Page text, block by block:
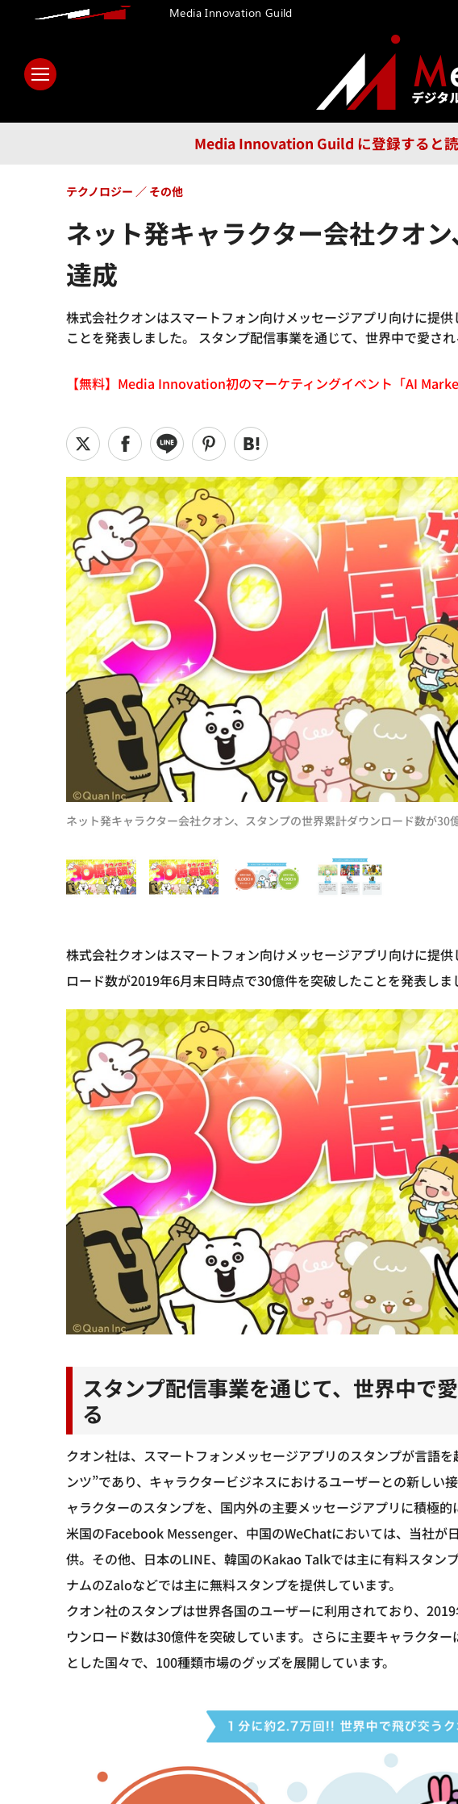
Media Innovation Guild に登録すると
メディア テクノロジー 広
ネット発キャラクター会社クオ
達成
株式会社クオンはスマートフォン向けメッセージアプリ向けに提
ことを発表しました。 スタンプ配信事業を通じて、世界中で愛さ
テクノロジー その他
【無料】Media Innovation初のマーケティングイベント「AI
ネット発キャラクター会社クオン、スタンプの世界累計ダウンロード数が30
株式会社クオンはスマートフォン向けメッセージアプリ向けに提
ロード数が2019年6月末日時点で30億件を突破したことを発表しま
スタンプ配信事業を通じて、世界中で
る
クオン社は、スマートフォンメッセージアプリのスタンプが言語
ンツ”であり、キャラクタービジネスにおけるユーザーとの新しい
ャラクターのスタンプを、国内外の主要メッセージアプリに積極的
米国のFacebook Messenger、中国のWeChatにおいては、当社が
供。その他、日本のLINE、韓国のKakao Talkでは主に有料スタン
ナムのZaloなどでは主に無料スタンプを提供しています。
クオン社のスタンプは世界各国のユーザーに利用されており、
ウンロード数は30億件を突破しています。さらに主要キャラクタ
とした国々で、100種類市場のグッズを展開しています。
Media Innovation Guild